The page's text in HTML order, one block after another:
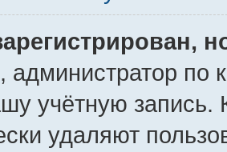
администратор по
учётную запись.
удаляют